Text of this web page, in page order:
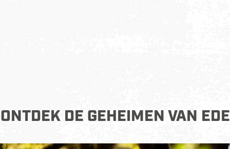
ONTDEK DE GEHEIMEN VAN EDE